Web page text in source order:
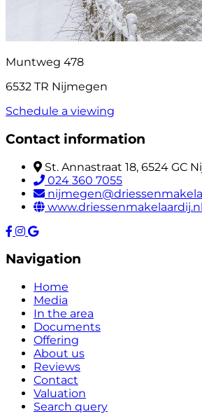
Muntweg 478
6532 TR Nijmegen
Schedule a viewing
Contact information
St. Annastraat 18, 6524 GC
024 360 7055
www.driessenmakelaardij.nl
Navigation
Home
Media
In the area
Documents
Offering
About us
Reviews
Contact
Valuation
Search query